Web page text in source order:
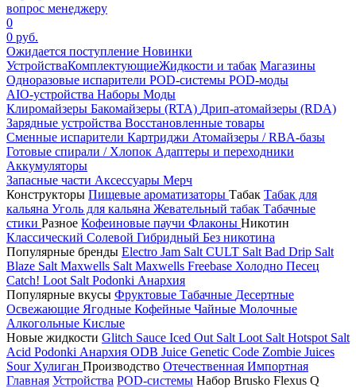
вопрос менеджеру
0
0 руб.
Ожидается поступление Новинки
УстройстваКомплектующиеЖидкости и табак Магазины
Одноразовые испарители POD-системы POD-моды
AIO-устройства Наборы Моды
Клиромайзеры Бакомайзеры (RTA) Дрип-атомайзеры (RDA)
Зарядные устройства Восстановленные товары
Сменные испарители Картриджи Атомайзеры / RBA-базы
Готовые спирали / Хлопок Адаптеры и переходники
Аккумуляторы
Запасные части Аксессуары Мерч
Конструкторы Пищевые ароматизаторы Табак Табак для
кальяна Уголь для кальяна Жевательный табак Табачные
стики Разное Кофеиновые паучи Флаконы Никотин
Классический Солевой Гибридный Без никотина
Популярные бренды Electro Jam Salt CULT Salt Bad Drip Salt
Blaze Salt Maxwells Salt Maxwells Freebase Холодно Песец
Catch! Loot Salt Podonki Анархия
Популярные вкусы Фруктовые Табачные Десертные
Освежающие Ягодные Кофейные Чайные Молочные
Алкогольные Кислые
Новые жидкости Glitch Sauce Iced Out Salt Loot Salt Hotspot Salt
Acid Podonki Анархия ODB Juice Genetic Code Zombie Juices
Sour Хулиган Производство Отечественная Импортная
Главная Устройства POD-системы Набор Brusko Flexus Q